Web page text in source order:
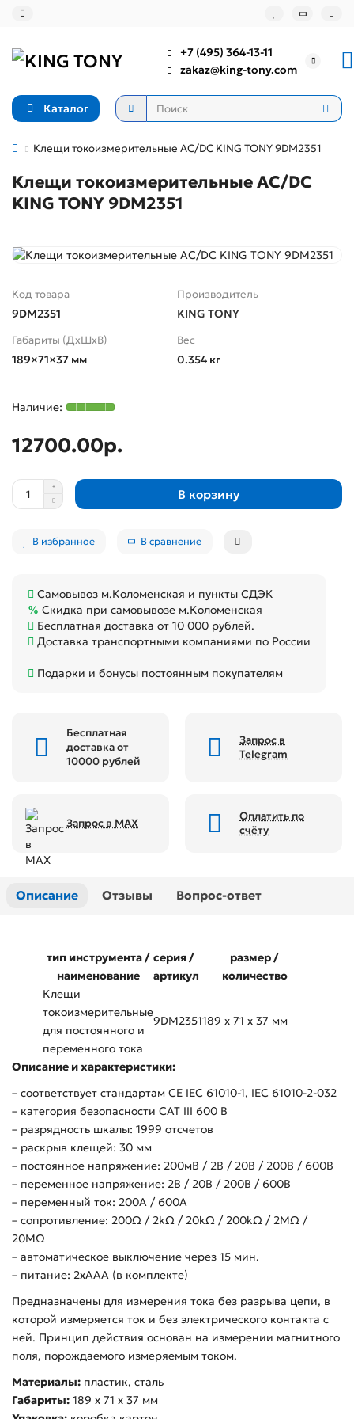
+7 (495) 364-13-11
zakaz@king-tony.com
Каталог
Клещи токоизмерительные AC/DC KING TONY 9DM2351
Клещи токоизмерительные AC/DC
KING TONY 9DM2351
Код товара
9DM2351
Производитель
KING TONY
Габариты (ДхШхВ)
189×71×37 мм
Вес
0.354 кг
12700.00р.
В корзину
В избранное В сравнение
Самовывоз м.Коломенская и пункты СДЭК
Скидка при самовывозе м.Коломенская
Бесплатная доставка от 10 000 рублей.
Доставка транспортными компаниями по России
Подарки и бонусы постоянным покупателям
Бесплатная
доставка от
10000 рублей
Запрос в
Telegram
Запрос в MAX
Оплатить по
счёту
Описание Отзывы Вопрос-ответ
тип инструмента /
наименование
серия /
артикул
размер /
количество
Клещи
токоизмерительные
для постоянного и
переменного тока
9DM2351189 x 71 x 37 мм
Описание и характеристики:
– соответствует стандартам CE IEC 61010-1, IEC 61010-2-032
– категория безопасности CAT III 600 В
– разрядность шкалы: 1999 отсчетов
– раскрыв клещей: 30 мм
– постоянное напряжение: 200мВ / 2В / 20В / 200В / 600В
– переменное напряжение: 2В / 20В / 200В / 600В
– переменный ток: 200А / 600А
– сопротивление: 200Ω / 2kΩ / 20kΩ / 200kΩ / 2MΩ /
20MΩ
– автоматическое выключение через 15 мин.
– питание: 2хAAA (в комплекте)
Предназначены для измерения тока без разрыва цепи, в
которой измеряется ток и без электрического контакта с
ней. Принцип действия основан на измерении магнитного
поля, порождаемого измеряемым током.
Материалы: пластик, сталь
Габариты: 189 x 71 x 37 мм